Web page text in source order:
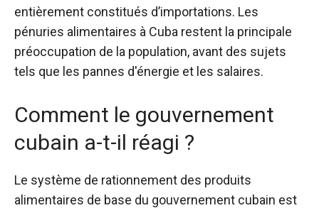
entièrement constitués d’importations. Les
pénuries alimentaires à Cuba restent la principale
préoccupation de la population, avant des sujets
tels que les pannes d'énergie et les salaires.
Comment le gouvernement
cubain a-t-il réagi ?
Le système de rationnement des produits
alimentaires de base du gouvernement cubain est